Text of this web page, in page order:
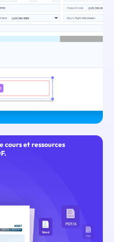
cours et ressources